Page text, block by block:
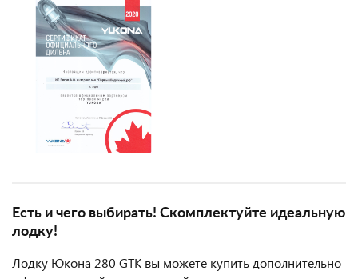
Есть и чего выбирать! Скомплектуйте идеальную
лодку!
Лодку Юкона 280 GTK вы можете купить дополнительно